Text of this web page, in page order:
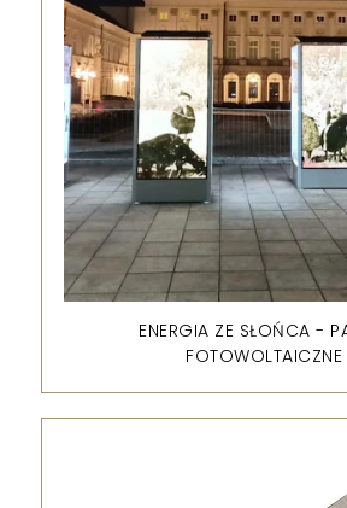
ENERGIA ZE SŁOŃCA -
FOTOWOLTAICZNE